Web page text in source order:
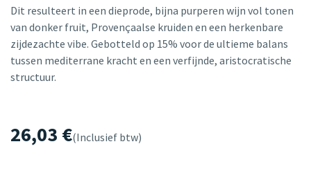
Dit resulteert in een dieprode, bijna purperen wijn vol tonen
van donker fruit, Provençaalse kruiden en een herkenbare
zijdezachte vibe. Gebotteld op 15% voor de ultieme balans
tussen mediterrane kracht en een verfijnde, aristocratische
structuur.
26,03 €(Inclusief btw)